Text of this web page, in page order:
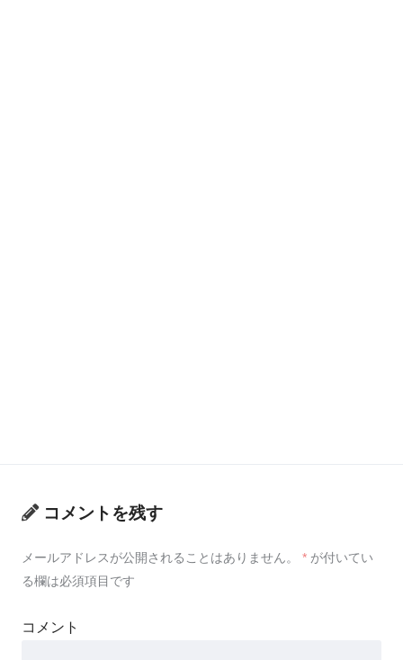
コメントを残す
メールアドレスが公開されることはありません。 * が付いてい
る欄は必須項目です
コメント